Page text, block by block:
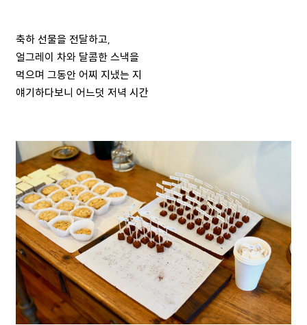
축하 선물을 전달하고,
얼그레이 차와 달콤한 스낵을
먹으며 그동안 어찌 지냈는 지
얘기하다보니 어느덧 저녁 시간